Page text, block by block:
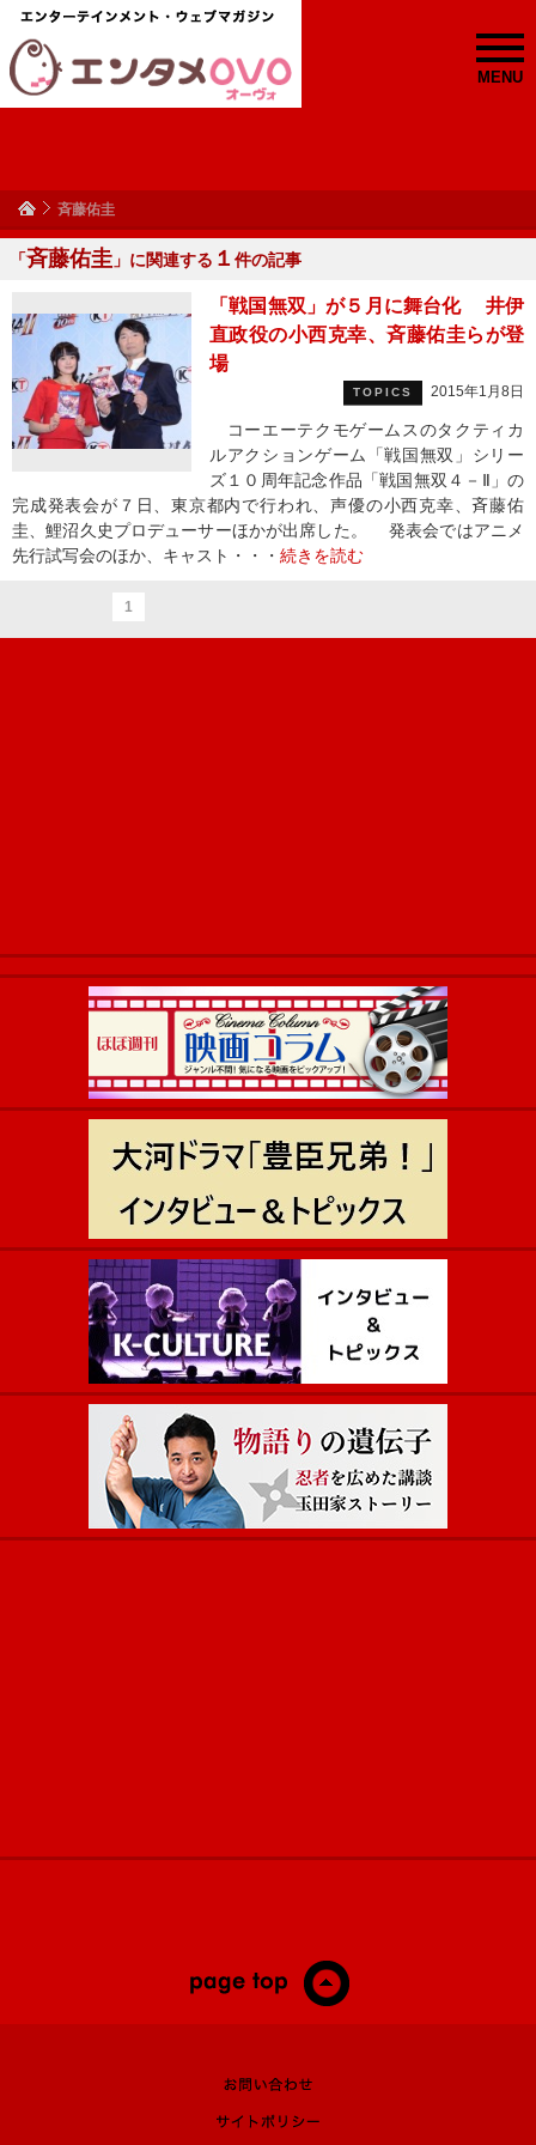
MENU
斉藤佑圭
「斉藤佑圭 」に関連する １ 件の記事
「戦国無双」が５月に舞台化 井伊
直政役の小西克幸、斉藤佑圭らが登
場
TOPICS 2015年1月8日
コーエーテクモゲームスのタクティカ
ルアクションゲーム「戦国無双」シリー
ズ１０周年記念作品「戦国無双４－Ⅱ」の
完成発表会が７日、東京都内で行われ、声優の小西克幸、斉藤佑
圭、鯉沼久史プロデューサーほかが出席した。 発表会ではアニメ
先行試写会のほか、キャスト・・・ 続きを読む
1